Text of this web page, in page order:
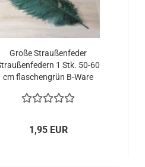
Große Straußenfeder
1 Stk. 50-60
cm flaschengrün B-Ware
1,95 EUR